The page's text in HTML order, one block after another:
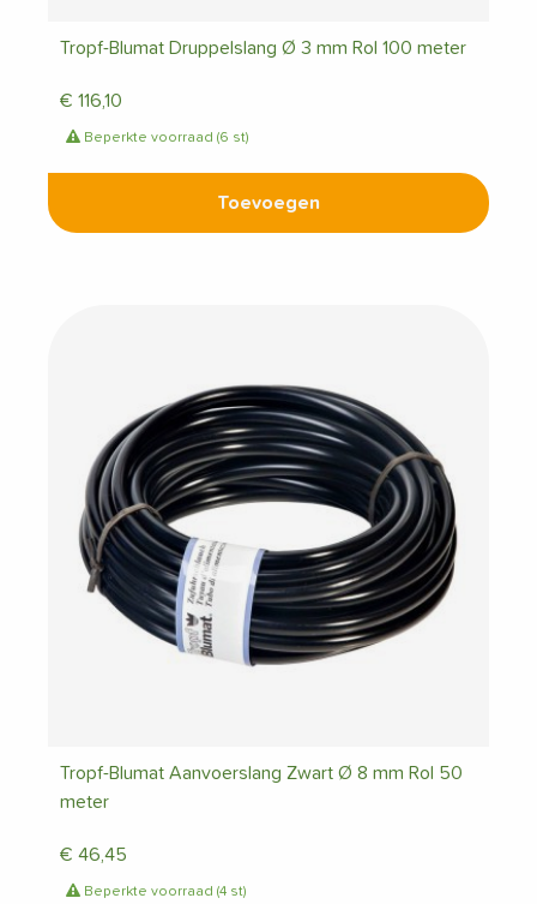
Tropf-Blumat Druppelslang Ø 3 mm Rol 100 meter
€ 116,10
Beperkte voorraad (6 st)
Toevoegen
Tropf-Blumat Aanvoerslang Zwart Ø 8 mm Rol 50
meter
€ 46,45
Beperkte voorraad (4 st)